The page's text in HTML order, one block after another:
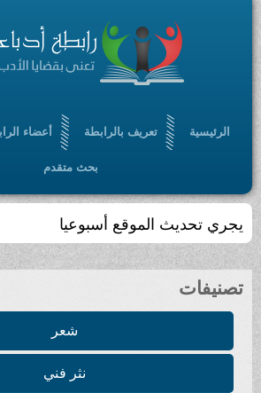
الرئيسية تعريف بالرابطة أعضاء الرابطة
بحث متقدم
يجري تحديث الموقع أسبوعيا
تصنيفات
شعر
نثر فني